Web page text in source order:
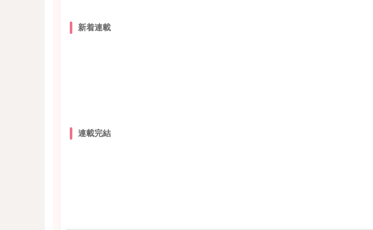
新着連載
連載完結